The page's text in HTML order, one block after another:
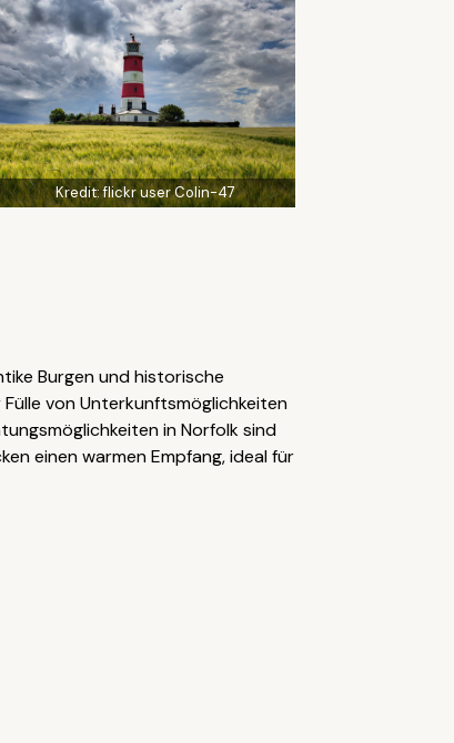
Kredit:flickr user Colin-47
Burgen und historische
von Unterkunftsmöglichkeiten
in Norfolk sind
einen warmen Empfang, ideal für